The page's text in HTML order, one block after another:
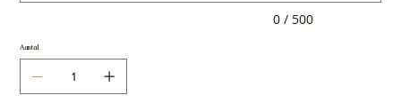
0 / 500
Aantal